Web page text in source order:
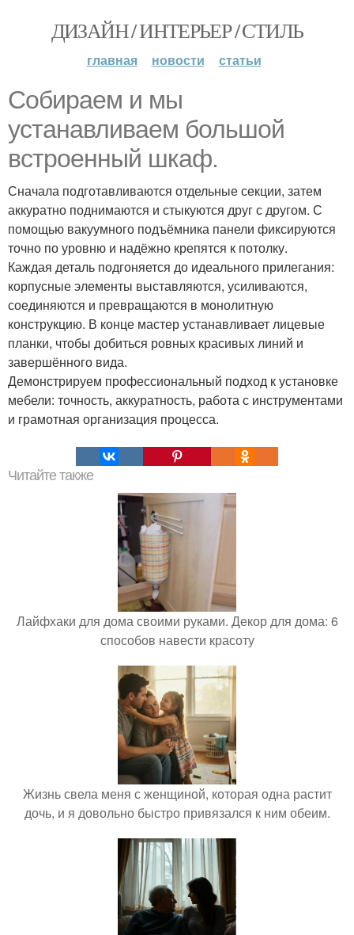
ДИЗАЙН / ИНТЕРЬЕР / СТИЛЬ
главная новости статьи
Собираем и мы
устанавливаем большой
встроенный шкаф.
Сначала подготавливаются отдельные секции, затем
аккуратно поднимаются и стыкуются друг с другом. С
помощью вакуумного подъёмника панели фиксируются
точно по уровню и надёжно крепятся к потолку.
Каждая деталь подгоняется до идеального прилегания:
корпусные элементы выставляются, усиливаются,
соединяются и превращаются в монолитную
конструкцию. В конце мастер устанавливает лицевые
планки, чтобы добиться ровных красивых линий и
завершённого вида.
Демонстрируем профессиональный подход к установке
мебели: точность, аккуратность, работа с инструментами
и грамотная организация процесса.
Читайте также
Лайфхаки для дома своими руками. Декор для дома: 6
способов навести красоту
Жизнь свела меня с женщиной, которая одна растит
дочь, и я довольно быстро привязался к ним обеим.